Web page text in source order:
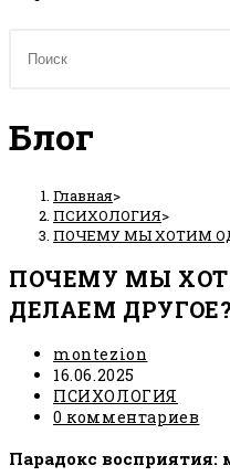
Блог
Главная>
ПСИХОЛОГИЯ>
ПОЧЕМУ МЫ ХОТИМ
ПОЧЕМУ МЫ
ДЕЛАЕМ ДРУГОЕ?
Автор
записи:
montezion
Запись
опубликована:
16.06.2025
Рубрика
записи:
ПСИХОЛОГИЯ
Комментарии
записи:
0 комментариев
Парадокс восприятия: